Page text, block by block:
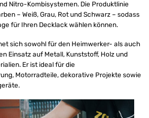
Nitro-Kombisystemen. Die Produktlinie
– Weiß, Grau, Rot und Schwarz – sodass
für Ihren Decklack wählen können.
sich sowohl für den Heimwerker- als auch
Einsatz auf Metall, Kunststoff, Holz und
Er ist ideal für die
Motorradteile, dekorative Projekte sowie